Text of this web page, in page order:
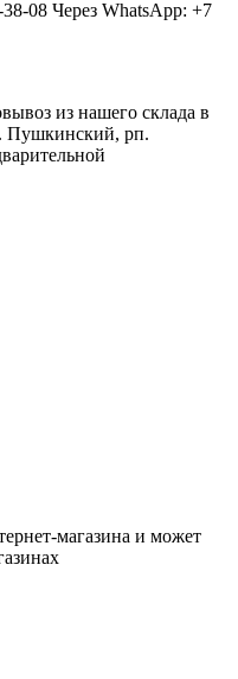
08 Через WhatsApp: +7
из нашего склада в
Пушкинский, рп.
магазина и может